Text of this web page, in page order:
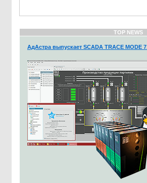
TOP NEWS
АдАстра выпускает SCADA TRACE MODE